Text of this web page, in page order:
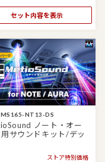
セット内容を表示
MS165-NT13-DS
ノート・オー
用サウンドキット/デッ
ストア特別価格